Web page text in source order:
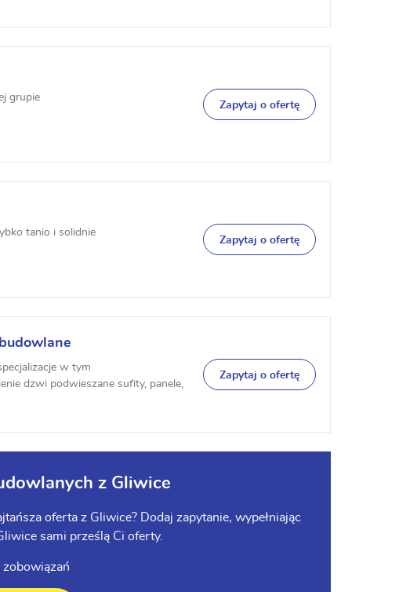
grupie
Zapytaj o ofertę
tanio i solidnie
Zapytaj o ofertę
w tym
dzwi podwieszane sufity, panele,
Zapytaj o ofertę
z Gliwice
oferta z Gliwice? Dodaj zapytanie, wypełniając
sami prześlą Ci oferty.
zobowiązań